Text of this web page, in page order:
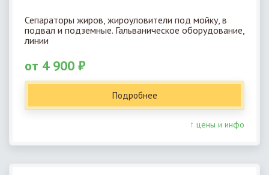
Сепараторы жиров, жироуловители под мойку, в
подвал и подземные. Гальваническое оборудование,
линии
от 4 900 ₽
Подробнее
↑ цены и инфо